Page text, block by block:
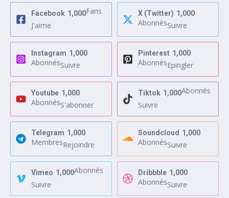
Facebook 1,000Fans
J'aime
X (Twitter) 1,000
AbonnésSuivre
Instagram 1,000
AbonnésSuivre
Pinterest 1,000
AbonnésEpingler
Youtube 1,000
AbonnésS'abonner
Tiktok 1,000Abonnés
Suivre
Telegram 1,000
MembresRejoindre
Soundcloud 1,000
AbonnésSuivre
Vimeo 1,000Abonnés
Suivre
Dribbble 1,000
AbonnésSuivre